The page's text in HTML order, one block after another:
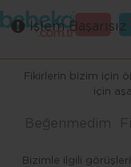
GİRİŞ
Fikirlerin bizim için
için
Beğenmedim
Bizimle ilgili
İşlem